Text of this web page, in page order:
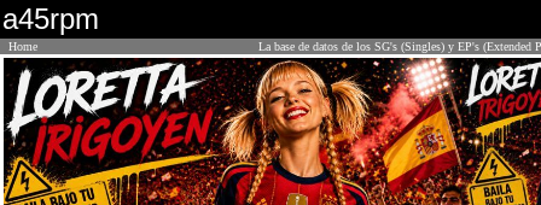
a45rpm
Home La base de datos de los SG's (Singles) y EP's (Extended